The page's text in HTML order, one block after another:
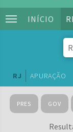
INÍCIO
RJ APURAÇÃO
PRES GOV